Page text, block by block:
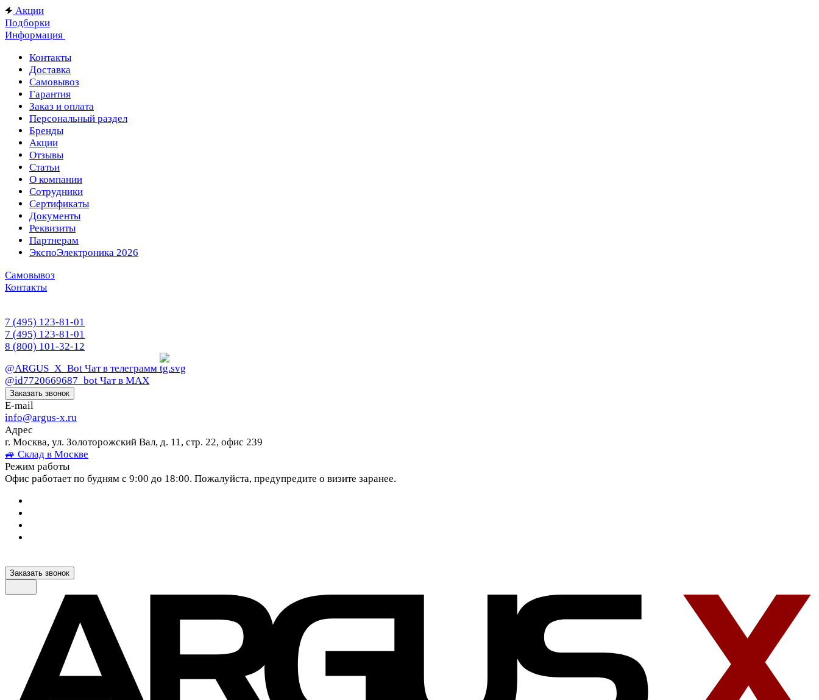
Акции
Подборки
Информация
Контакты
Доставка
Самовывоз
Гарантия
Заказ и оплата
Персональный раздел
Бренды
Акции
Отзывы
Статьи
О компании
Сотрудники
Сертификаты
Документы
Реквизиты
Партнерам
ЭкспоЭлектроника 2026
Самовывоз
Контакты
7 (495) 123-81-01
7 (495) 123-81-01
8 (800) 101-32-12
@ARGUS_X_Bot Чат в телеграмм
@id7720669687_bot Чат в МАХ
Заказать звонок
E-mail
info@argus-x.ru
Адрес
г. Москва, ул. Золоторожский Вал, д. 11, стр. 22, офис 239
🚙 Склад в Москве
Режим работы
Офис работает по будням с 9:00 до 18:00. Пожалуйста, предупредите о визите заранее.
Заказать звонок